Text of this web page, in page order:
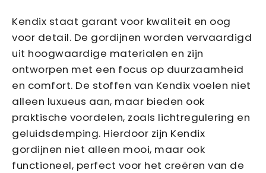
Kendix staat garant voor kwaliteit en oog
voor detail. De gordijnen worden vervaardigd
uit hoogwaardige materialen en zijn
ontworpen met een focus op duurzaamheid
en comfort. De stoffen van Kendix voelen niet
alleen luxueus aan, maar bieden ook
praktische voordelen, zoals lichtregulering en
geluidsdemping. Hierdoor zijn Kendix
gordijnen niet alleen mooi, maar ook
functioneel, perfect voor het creëren van de